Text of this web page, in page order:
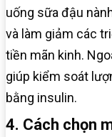
uống sữa đậu
và làm giảm các
tiền mãn kinh.
giúp kiểm soát
bằng insulin.
4. Cách chọn